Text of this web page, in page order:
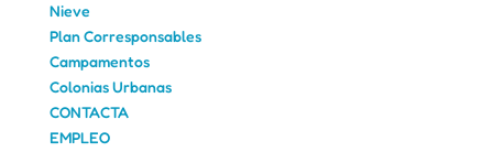
Nieve
Plan Corresponsables
Campamentos
Colonias Urbanas
CONTACTA
EMPLEO